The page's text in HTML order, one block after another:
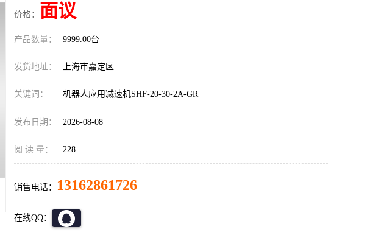
价格： 面议
产品数量： 9999.00台
发货地址： 上海市嘉定区
关键词： 机器人应用减速机SHF-20-30-2A-GR
发布日期： 2026-08-08
阅 读 量： 228
销售电话： 13162861726
在线QQ：